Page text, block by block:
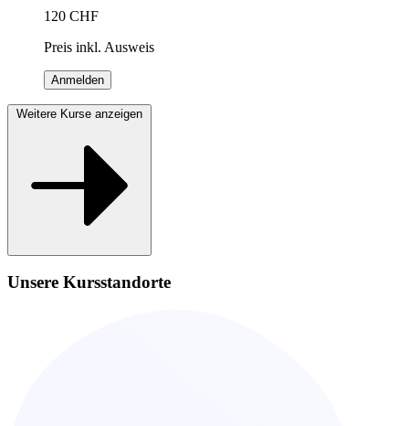
120 CHF
Preis inkl. Ausweis
Anmelden
Weitere Kurse anzeigen
Unsere Kursstandorte